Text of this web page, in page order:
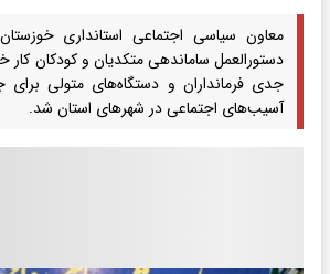
معاون سیاسی اجتماعی استانداری
دستورالعمل ساماندهی متکدیان و کودکان کار
جدی فرمانداران و دستگاه‌های متولی
آسیب‌های اجتماعی در شهرهای استان شد.